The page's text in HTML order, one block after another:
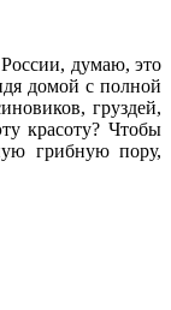
думаю, это
домой с полной
груздей,
красоту? Чтобы
грибную пору,